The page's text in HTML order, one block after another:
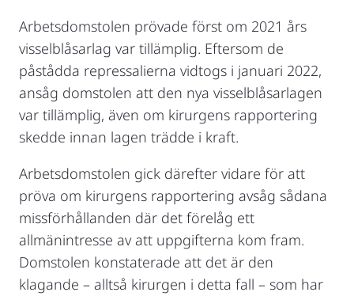
Arbetsdomstolen prövade först om 2021 års
visselblåsarlag var tillämplig. Eftersom de
påstådda repressalierna vidtogs i januari 2022,
ansåg domstolen att den nya visselblåsarlagen
var tillämplig, även om kirurgens rapportering
skedde innan lagen trädde i kraft.
Arbetsdomstolen gick därefter vidare för att
pröva om kirurgens rapportering avsåg sådana
missförhållanden där det förelåg ett
allmänintresse av att uppgifterna kom fram.
Domstolen konstaterade att det är den
klagande – alltså kirurgen i detta fall – som har